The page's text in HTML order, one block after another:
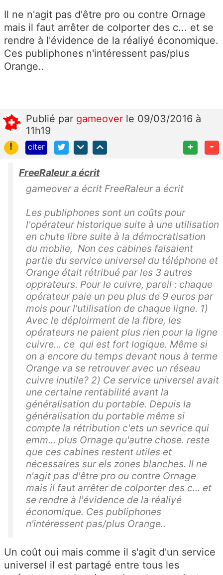
Il ne n'agit pas d'être pro ou contre Ornage
mais il faut arrêter de colporter des c... et se
rendre à l'évidence de la réaliyé économique.
Ces publiphones n'intéressent pas/plus
Orange..
Publié par gameover le 09/03/2016 à
11h19
!
citer + -
FreeRaleur a écrit
gameover a écrit FreeRaleur a écrit
Les publiphones sont un coûts pour
l'opérateur historique suite à une utilisation
en chute libre suite à la démocratisation
du mobile, Non ces cabines faisaient
partie du service universel du téléphone et
Orange était rétribué par les 3 autres
opprateurs. Pour le cuivre, pareil : chaque
opérateur paie un peu plus de 9 euros par
mois pour l'utilisation de chaque ligne. 1)
Avec le déploirment de la fibre, les
opérateurs ne paient plus rien pour la ligne
cuivre... ce qui est fort logique. Même si
on a encore du temps devant nous à terme
Orange va se retrouver avec un réseau
cuivre inutile? 2) Ce service universel avait
une certaine rentabilité avant la
généralisation du portable. Depuis la
généralisation du portable même si
compte la rétribution c'ets un sevrice qui
emm... plus Ornage qu'autre chose. reste
que ces cabines restent utiles et
nécessaires sur els zones blanches. Il ne
n'agit pas d'être pro ou contre Ornage
mais il faut arrêter de colporter des c... et
se rendre à l'évidence de la réaliyé
économique. Ces publiphones
n'intéressent pas/plus Orange..
Un coût oui mais comme il s'agit d'un service
universel il est partagé entre tous les